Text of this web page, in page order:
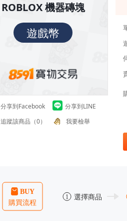
ROBLOX 機器磚塊
遊戲幣
分享到Facebook
分享到LINE
追蹤該商品（0）
我要檢舉